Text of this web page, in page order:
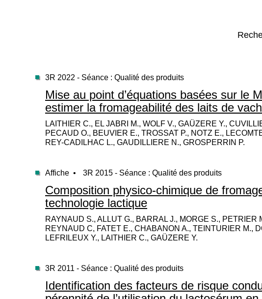
3R 2022 - Séance : Qualité des produits
Mise au point d’équations basées sur le
estimer la fromageabilité des laits de
LAITHIER C., EL JABRI M., WOLF V., GAÜZERE Y.,
PECAUD O., BEUVIER E., TROSSAT P., NOTZ E.,
REY-CADILHAC L., GAUDILLIERE N., GROSPERRIN P.
Affiche • 3R 2015 - Séance : Qualité des produits
Composition physico-chimique de
technologie lactique
RAYNAUD S., ALLUT G., BARRAL J., MORGE S., PETRIER
REYNAUD C, FATET E., CHABANON A., TEINTURIER M.,
LEFRILEUX Y., LAITHIER C., GAÜZERE Y.
3R 2011 - Séance : Qualité des produits
Identification des facteurs de risque